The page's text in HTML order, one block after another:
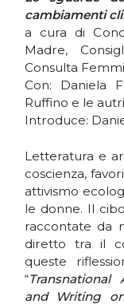
cambiamenti
a cura di
Madre,
Consulta
Con: Daniela
Ruffino e le
Introduce:
Letteratura e
coscienza,
attivismo
le donne. Il
raccontate da
diretto tra il
queste
“Transnational
and Writing